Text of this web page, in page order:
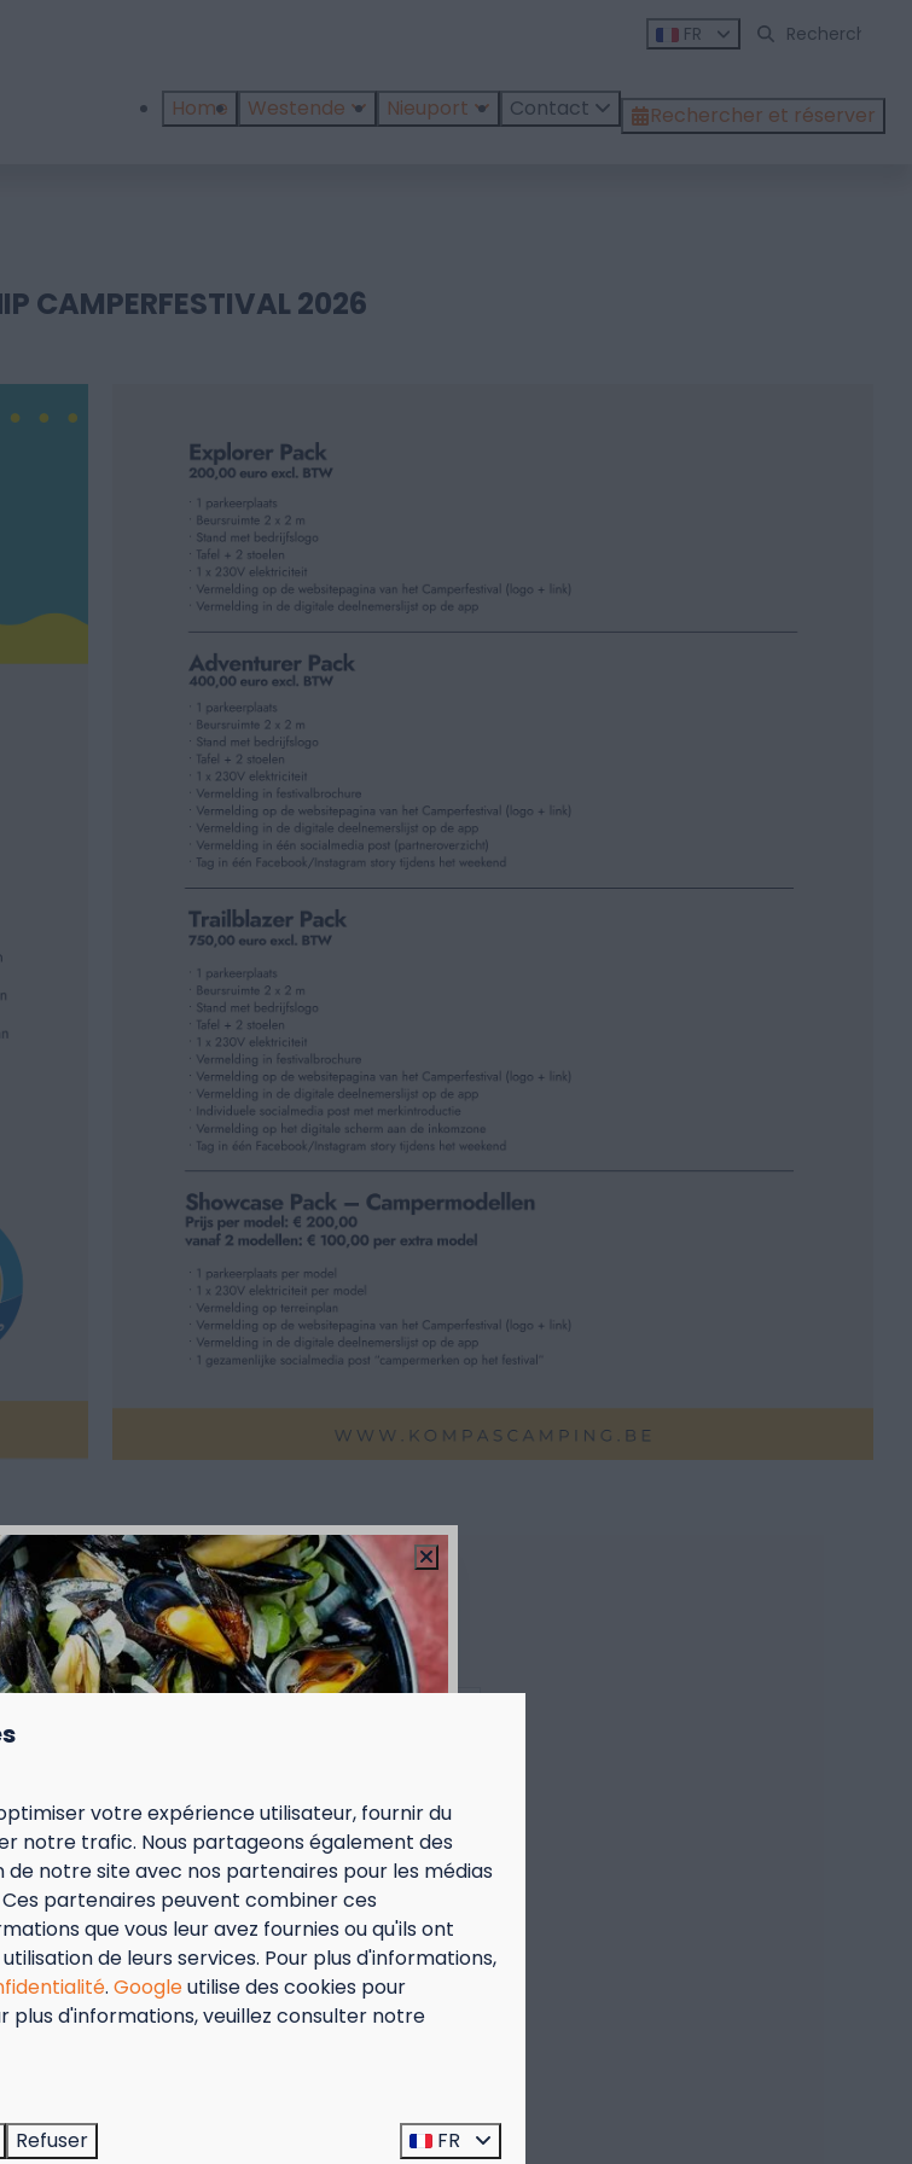
FR
Home Westende Nieuport Contact Rechercher et réserver
CAMPERFESTIVAL 2026
CAMPERFESTIVAL 2026
volgend pakket
op
je een verblijf boekt!
restaurants van Kompas Beach Resort:
votre expérience utilisateur, fournir du
notre trafic. Nous partageons également des
notre site avec nos partenaires pour les médias
partenaires peuvent combiner ces
que vous leur avez fournies ou qu'ils ont
de leurs services. Pour plus d'informations,
. Googleutilise des cookies pour
plus d'informations, veuillez consulter notre
Refuser FR